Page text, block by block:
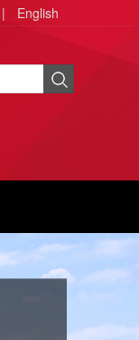
| English